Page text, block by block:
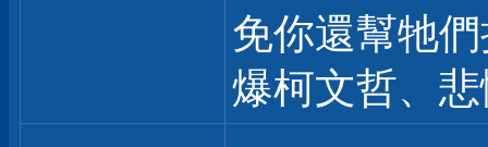
免你還幫牠
爆柯文哲、